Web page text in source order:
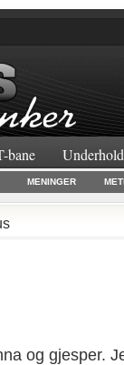
bane
MENINGER
og gjesper.